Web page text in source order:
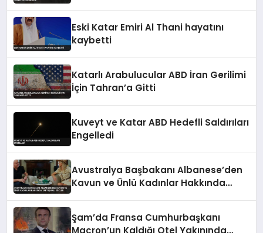
Eski Katar Emiri Al Thani hayatını
kaybetti
Katarlı Arabulucular ABD İran Gerilimi
İçin Tahran’a Gitti
Kuveyt ve Katar ABD Hedefli Saldırıları
Engelledi
Avustralya Başbakanı Albanese’den
Kavun ve Ünlü Kadınlar Hakkında
Şam’da Fransa Cumhurbaşkanı